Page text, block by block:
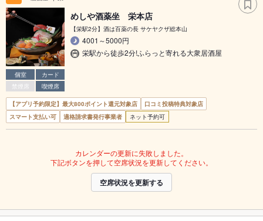
個室
カード
禁煙席
喫煙席
めしや酒薬坐 栄本店
【栄駅2分】酒は百薬の長 サケヤクザ総本山
4001～5000円
栄駅から徒歩2分!ふらっと寄れる大衆居酒屋
【アプリ予約限定】最大800ポイント還元対象店
口コミ投稿特典対象店
スマート支払い可
適格請求書発行事業者 ネット予約可
カレンダーの更新に失敗しました。
下記ボタンを押して空席状況を更新してください。
空席状況を更新する